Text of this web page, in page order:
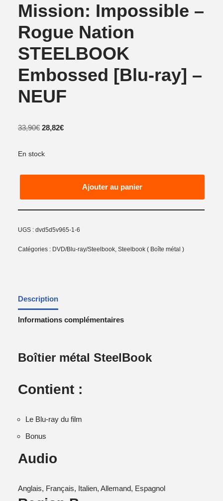
Mission: Impossible –
Rogue Nation
STEELBOOK
Embossed [Blu-ray] –
NEUF
33,90€ 28,82€
En stock
Ajouter au panier
UGS :dvd5d5v965-1-6
Catégories : DVD/Blu-ray/Steelbook,Steelbook ( Boîte métal )
Description
Informations complémentaires
Boîtier métal SteelBook
Contient :
Le Blu-ray du film
Bonus
Audio
Anglais, Français, Italien, Allemand, Espagnol